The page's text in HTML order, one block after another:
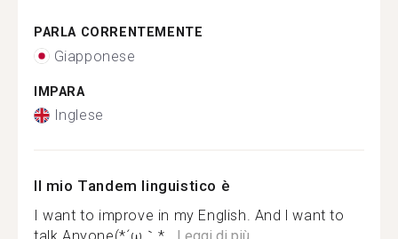
PARLA CORRENTEMENTE
Giapponese
IMPARA
Inglese
Il mio Tandem linguistico è
I want to improve in my English. And l want to